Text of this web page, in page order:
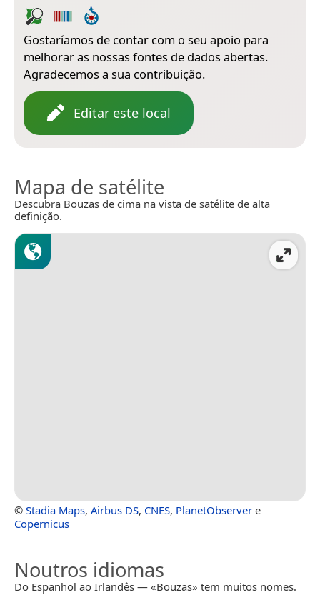
Gostaríamos de contar com o seu apoio para
melhorar as nossas fontes de dados abertas.
Agradecemos a sua contribuição.
Editar este local
Mapa de satélite
Descubra Bouzas de cima na vista de satélite de alta
definição.
© Stadia Maps, Airbus DS, CNES, PlanetObserver e
Copernicus
Noutros idiomas
Do Espanhol ao Irlandês — «Bouzas» tem muitos nomes.